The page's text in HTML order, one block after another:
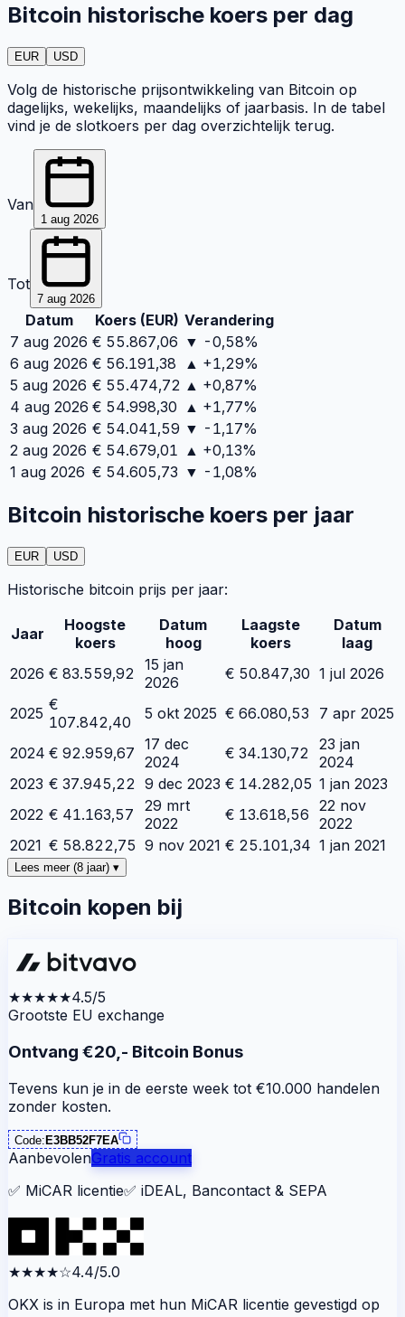
Bitcoin historische koers per dag
EUR USD
Volg de historische prijsontwikkeling van Bitcoin op
dagelijks, wekelijks, maandelijks of jaarbasis. In de tabel
vind je de slotkoers per dag overzichtelijk terug.
Van
1 aug 2026
Tot
7 aug 2026
Datum Koers (EUR) Verandering
7 aug 2026 € 55.867,06 ▼ -0,58%
6 aug 2026 € 56.191,38
▲ +1,29%
5 aug 2026 € 55.474,72 ▲ +0,87%
4 aug 2026 € 54.998,30
▲ +1,77%
3 aug 2026 € 54.041,59 ▼ -1,17%
2 aug 2026 € 54.679,01 ▲ +0,13%
1 aug 2026 € 54.605,73 ▼ -1,08%
Bitcoin historische koers per jaar
EUR USD
Historische bitcoin prijs per jaar:
Jaar
Hoogste
koers
Datum
hoog
Laagste
koers
Datum
laag
2026 € 83.559,92
15 jan
2026
€ 50.847,30 1 jul 2026
2025 €
107.842,40
5 okt 2025 € 66.080,53 7 apr 2025
2024 € 92.959,67 17 dec
2024
€ 34.130,72
23 jan
2024
2023 € 37.945,22 9 dec 2023 € 14.282,05 1 jan 2023
2022 € 41.163,57
29 mrt
2022
€ 13.618,56 22 nov
2022
2021 € 58.822,75 9 nov 2021 € 25.101,34 1 jan 2021
Lees meer (8 jaar) ▾
Bitcoin kopen bij
★★★★★4.5/5
Grootste EU exchange
Ontvang €20,- Bitcoin Bonus
Tevens kun je in de eerste week tot €10.000 handelen
zonder kosten.
Code: E3BB52F7EA
AanbevolenGratis account
✅ MiCAR licentie✅ iDEAL, Bancontact & SEPA
★★★★☆4.4/5.0
OKX is in Europa met hun MiCAR licentie gevestigd op